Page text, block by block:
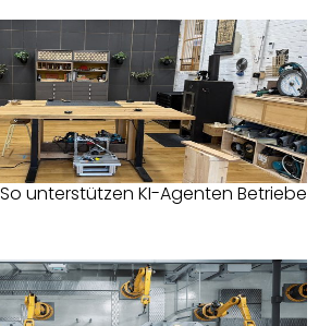
unterstützen KI-Agenten Betriebe